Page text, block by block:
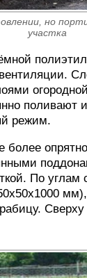
но
участка
поливают
режим.
более
По углам